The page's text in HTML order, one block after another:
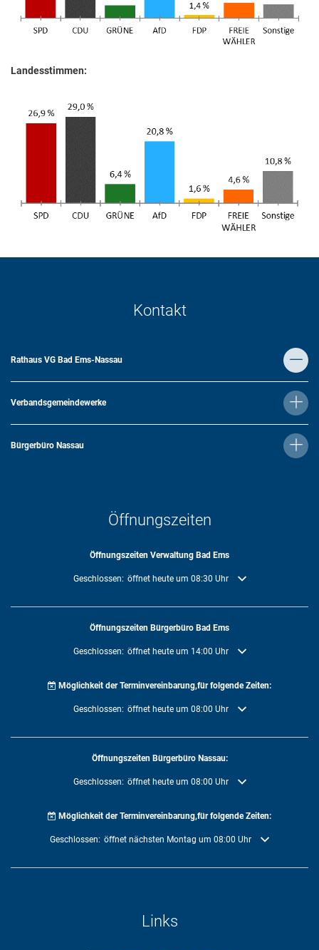
Landesstimmen:
Kontakt
Rathaus VG Bad Ems-Nassau
Verbandsgemeindewerke
Bürgerbüro Nassau
Öffnungszeiten
Öffnungszeiten Verwaltung Bad Ems
Klicken, um weitere Öffnungs- oder Schließzeiten auszublenden
Geschlossen: öffnet heute um 08:30 Uhr
Öffnungszeiten Bürgerbüro Bad Ems
Klicken, um weitere Öffnungs- oder Schließzeiten auszublenden
Geschlossen: öffnet heute um 14:00 Uhr
Möglichkeit der Terminvereinbarung,für folgende Zeiten:
Klicken, um weitere Öffnungs- oder Schließzeiten auszublenden
Geschlossen: öffnet heute um 08:00 Uhr
Öffnungszeiten Bürgerbüro Nassau:
Klicken, um weitere Öffnungs- oder Schließzeiten auszublenden
Geschlossen: öffnet heute um 08:00 Uhr
Möglichkeit der Terminvereinbarung,für folgende Zeiten:
Klicken, um weitere Öffnungs- oder Schließzeiten auszublenden
Geschlossen: öffnet nächsten Montag um 08:00 Uhr
Links